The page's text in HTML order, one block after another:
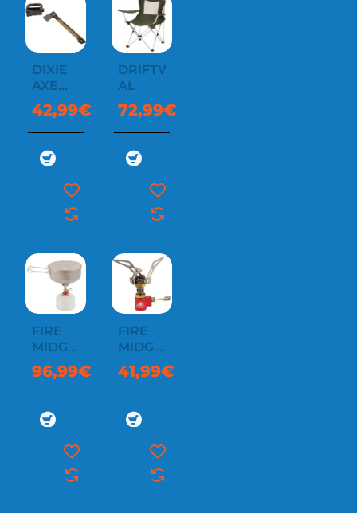
DIXIE
AXE
23.5"
42,99€
DRIFTWOOD
AL
72,99€
FIRE
MIDGE
TI.
COOK
SET
96,99€
FIRE
MIDGE
TITANIUM
41,99€